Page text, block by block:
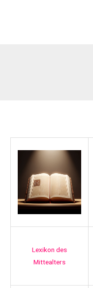
Lexikon des
Mittealters